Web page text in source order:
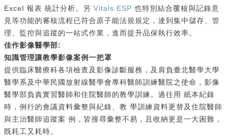
Excel 報表 統計分析。另 Vitals ESP 也特別結合覆核與記錄意
見等功能的審核流程已符合原子能法規規定，達到集中儲存、管
理、監控與追蹤的一站式作業，進而提升品保執行效率。
佳作影像醫學部:
知識管理讓教學影像案例一把罩
提供臨床醫療科各項檢查及影像診斷服務，及肩負臺北醫學大學
醫學系及中華民國放射線醫學會專科醫師訓練醫院之使命，影像
醫學部負責實習醫師和住院醫師的教學訓練。過往用 紙本紀錄
時，例行的會議資料彙整與紀錄、教 學訓練資料更替及住院醫師
與主治醫師追蹤案 例，皆搜尋彙整不易，且收納更是一大困難，
既耗工又耗時。